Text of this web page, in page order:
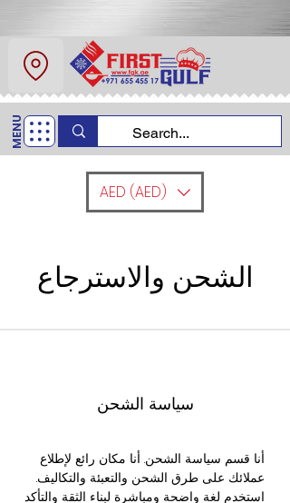
عن
اتصل
اتصل بنا
MENU
AED (AED)
الشحن والاسترجاع
سياسة الشحن
أنا قسم سياسة الشحن. أنا مكان رائع لإطلاع
عملائك على طرق الشحن والتعبئة والتكاليف.
استخدم لغة واضحة ومباشرة لبناء الثقة والتأكد